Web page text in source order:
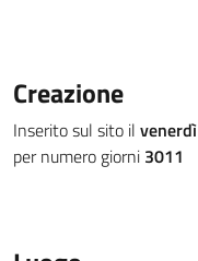
Creazione
Inserito sul sito il
per numero giorni 3011